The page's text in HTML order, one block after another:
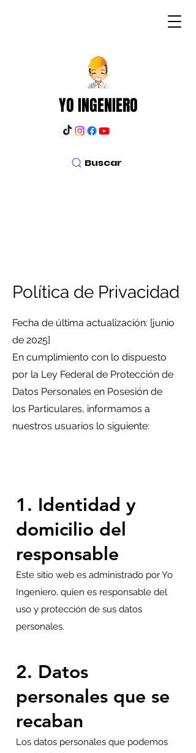
YO INGENIERO
Buscar
Política de Privacidad
Fecha de última actualización: [junio
de 2025]
En cumplimiento con lo dispuesto
por la Ley Federal de Protección de
Datos Personales en Posesión de
los Particulares, informamos a
nuestros usuarios lo siguiente:
1. Identidad y
domicilio del
responsable
Este sitio web es administrado por Yo
Ingeniero, quien es responsable del
uso y protección de sus datos
personales.
2. Datos
personales que se
recaban
Los datos personales que podemos